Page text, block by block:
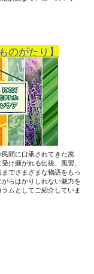
のがたり】
間に口承されてきた寓
け継がれる伝統、風習、
でさまざまな物語をもっ
らはかりしれない魅力を
ムとしてご紹介していま